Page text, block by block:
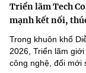
Triển lãm Tech
mạnh kết nối,
Trong khuôn khổ
2026, Triển lãm
công nghệ, đổi mới